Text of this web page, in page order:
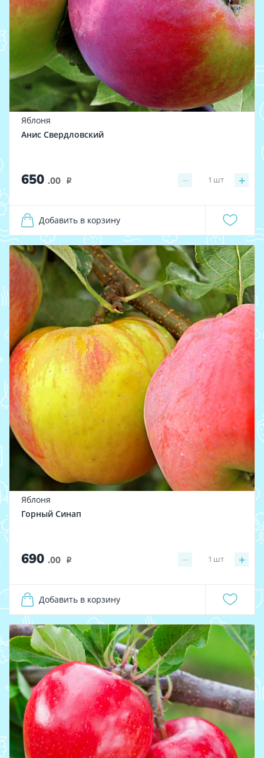
Яблоня
Анис Свердловский
650 .00 i − +
1 шт
Добавить в корзину
Яблоня
Горный Синап
690 .00 i − +
1 шт
Добавить в корзину